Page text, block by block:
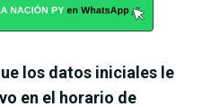
los datos iniciales le
en el horario de